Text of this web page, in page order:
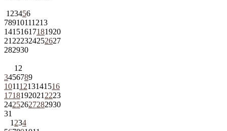
1 23456
78910111213
14151617181920
21 222324252627
282930
1 2
3456789
10111213141516
1718192021 2223
24252627282930
31
1 234